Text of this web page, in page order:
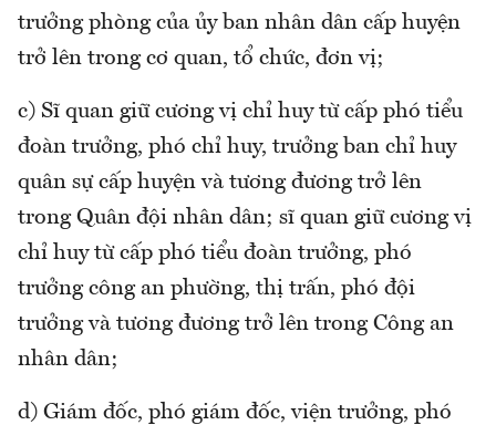
trưởng phòng của ủy ban nhân dân cấp huyện
trở lên trong cơ quan, tổ chức, đơn vị;
c) Sĩ quan giữ cương vị chỉ huy từ cấp phó tiểu
đoàn trưởng, phó chỉ huy, trưởng ban chỉ huy
quân sự cấp huyện và tương đương trở lên
trong Quân đội nhân dân; sĩ quan giữ cương vị
chỉ huy từ cấp phó tiểu đoàn trưởng, phó
trưởng công an phường, thị trấn, phó đội
trưởng và tương đương trở lên trong Công an
nhân dân;
d) Giám đốc, phó giám đốc, viện trưởng, phó